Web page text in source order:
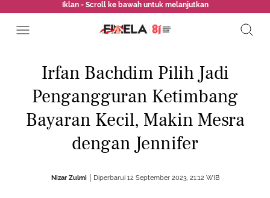
Iklan - Scroll ke bawah untuk melanjutkan
Irfan Bachdim Pilih Jadi
Pengangguran Ketimbang
Bayaran Kecil, Makin Mesra
dengan Jennifer
Nizar Zulmi Diperbarui 12 September 2023, 21:12 WIB